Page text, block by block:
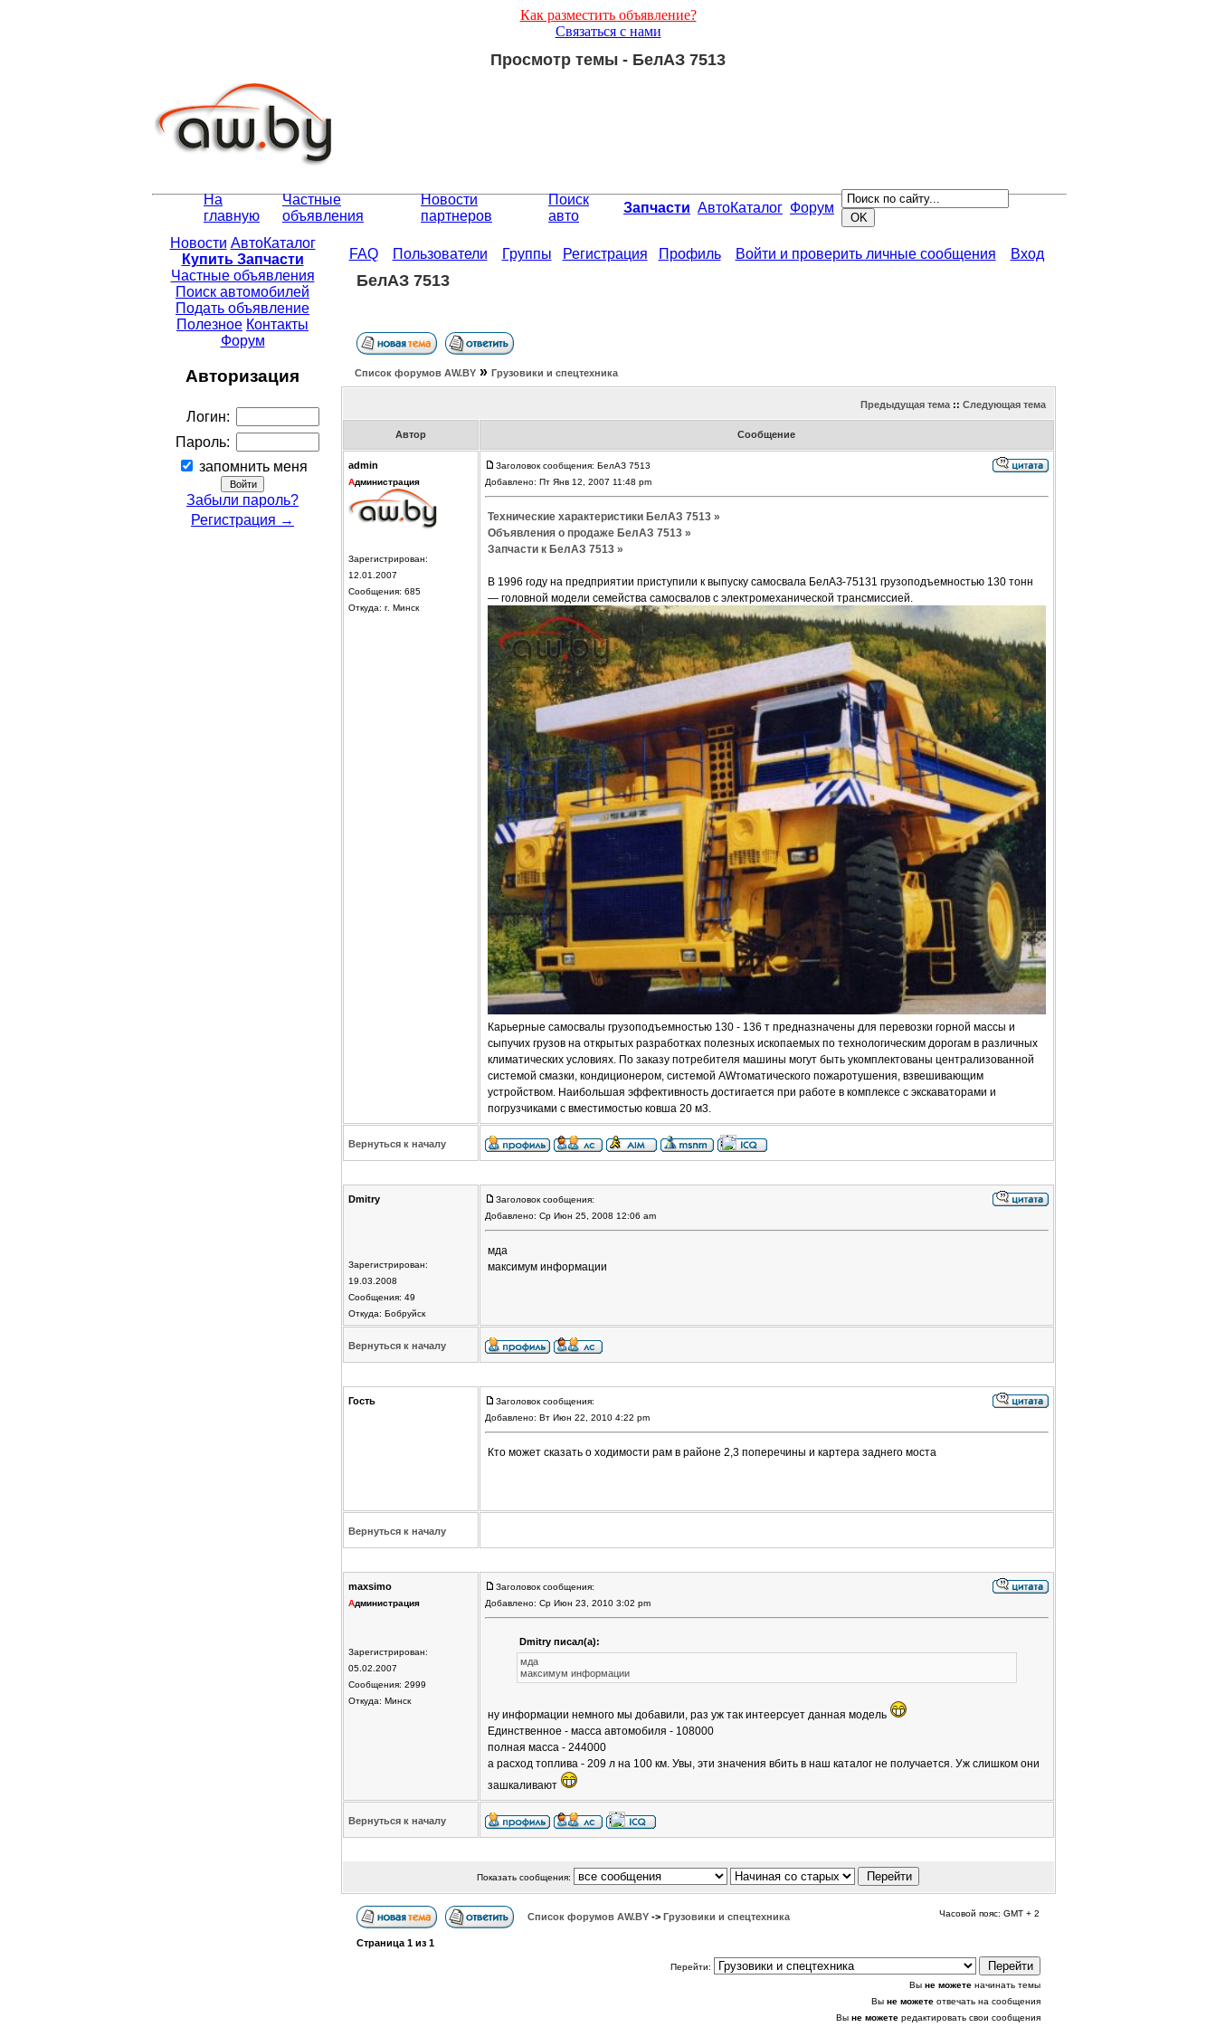
Как разместить объявление?
Связаться с нами
Просмотр темы - БелАЗ 7513
На
главную
Частные
объявления
Новости
партнеров
Поиск
авто
Запчасти АвтоКаталог Форум
Новости АвтоКаталог
Купить Запчасти
Частные объявления
Поиск автомобилей
Подать объявление
Полезное Контакты
Форум
Авторизация
Логин:
Пароль:
запомнить меня
Забыли пароль?
Регистрация →
FAQ Пользователи Группы Регистрация Профиль Войти и проверить личные сообщения Вход
БелАЗ 7513
Список форумов АW.BY» Грузовики и спецтехника
Предыдущая тема:: Следующая тема
Автор Сообщение
admin
Администрация
Зарегистрирован:
12.01.2007
Сообщения: 685
Откуда: г. Минск
Заголовок сообщения: БелАЗ 7513
Добавлено: Пт Янв 12, 2007 11:48 pm
Технические характеристики БелАЗ 7513 »
Объявления о продаже БелАЗ 7513 »
Запчасти к БелАЗ 7513 »
В 1996 году на предприятии приступили к выпуску самосвала БелАЗ-75131 грузоподъемностью 130 тонн
— головной модели семейства самосвалов с электромеханической трансмиссией.
Карьерные самосвалы грузоподъемностью 130 - 136 т предназначены для перевозки горной массы и
сыпучих грузов на открытых разработках полезных ископаемых по технологическим дорогам в различных
климатических условиях. По заказу потребителя машины могут быть укомплектованы централизованной
системой смазки, кондиционером, системой AWтоматического пожаротушения, взвешивающим
устройством. Наибольшая эффективность достигается при работе в комплексе с экскаваторами и
погрузчиками с вместимостью ковша 20 м3.
Вернуться к началу
Dmitry
Зарегистрирован:
19.03.2008
Сообщения: 49
Откуда: Бобруйск
Заголовок сообщения:
Добавлено: Ср Июн 25, 2008 12:06 am
мда
максимум информации
Вернуться к началу
Гость
Заголовок сообщения:
Добавлено: Вт Июн 22, 2010 4:22 pm
Кто может сказать о ходимости рам в районе 2,3 поперечины и картера заднего моста
Вернуться к началу
maxsimo
Администрация
Зарегистрирован:
05.02.2007
Сообщения: 2999
Откуда: Минск
Заголовок сообщения:
Добавлено: Ср Июн 23, 2010 3:02 pm
Dmitry писал(а):
мда
максимум информации
ну информации немного мы добавили, раз уж так интеерсует данная модель
Единственное - масса автомобиля - 108000
полная масса - 244000
а расход топлива - 209 л на 100 км. Увы, эти значения вбить в наш каталог не получается. Уж слишком они
зашкаливают
Вернуться к началу
Показать сообщения:
Список форумов АW.BY -> Грузовики и спецтехника Часовой пояс: GMT + 2
Страница 1 из 1
Перейти:
Вы не можете начинать темы
Вы не можете отвечать на сообщения
Вы не можете редактировать свои сообщения